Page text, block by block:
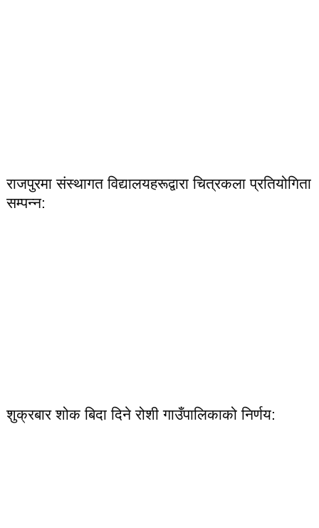
राजपुरमा संस्थागत विद्यालयहरूद्वारा चित्रकला प्रतियोगिता
सम्पन्न:
शुक्रबार शोक बिदा दिने रोशी गाउँपालिकाको निर्णय: